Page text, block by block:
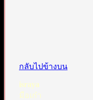
กลับไปข้างบน
israya
มือเก๋า